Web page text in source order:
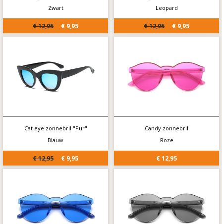
Zwart
€ 12,95 € 9,95
Leopard
€ 12,95 € 9,95
Cat eye zonnebril "Pur"
Blauw
€ 12,95 € 9,95
Candy zonnebril
Roze
€ 12,95